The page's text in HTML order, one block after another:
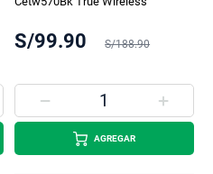
S/99.90 S/188.90
AGREGAR